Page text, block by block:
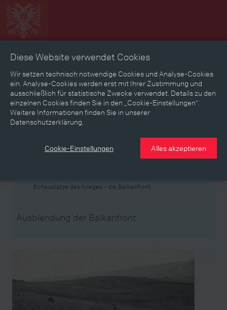
Zeitbild Zeitreise Landkarte Erinnerungen
Mediathek Textmodus
Themen Zeiträume Aspekte
Schauplätze des Krieges - die Balkanfront
Ausblendung der Balkanfront
Diese Website verwendet Cookies
Wir setzen technisch notwendige Cookies und Analyse-Cookies
ein. Analyse-Cookies werden erst mit Ihrer Zustimmung und
ausschließlich für statistische Zwecke verwendet. Details zu den
einzelnen Cookies finden Sie in den „Cookie-Einstellungen“.
Weitere Informationen finden Sie in unserer
Datenschutzerklärung.
Cookie-Einstellungen Alles akzeptieren